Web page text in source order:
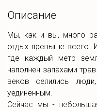
Описание
Мы, как и вы, много
отдых превыше всего.
где каждый метр
наполнен запахами
веков селились
уединенным.
Сейчас мы -